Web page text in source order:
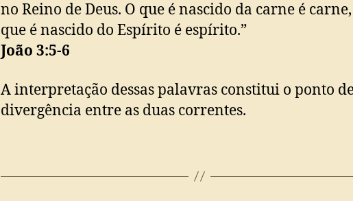
no Reino de Deus. O que é nascido da carne é carne,
que é nascido do Espírito é espírito.”
João 3:5-6
A interpretação dessas palavras constitui o ponto
divergência entre as duas correntes.